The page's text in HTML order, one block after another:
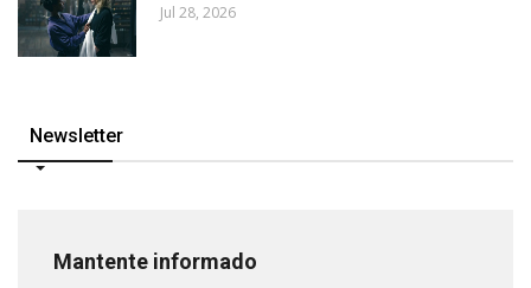
Jul 28, 2026
Newsletter
Mantente informado